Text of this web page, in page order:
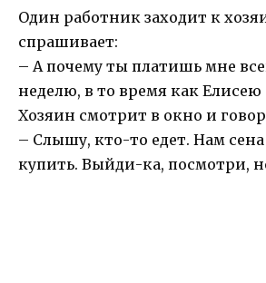
Один работник заходит к
спрашивает:
– А почему ты платишь мне
неделю, в то время как Елисею
Хозяин смотрит в окно и
– Слышу, кто-то едет. Нам
купить. Выйди-ка, посмотри,